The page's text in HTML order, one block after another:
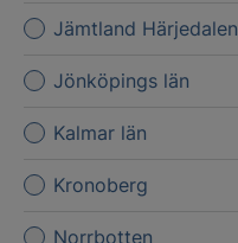
Jämtland Härjedalen
Jönköpings län
Kalmar län
Kronoberg
Norrbotten